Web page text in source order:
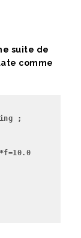
suite de
comme
;